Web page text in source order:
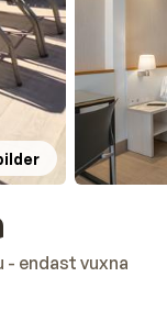
- endast vuxna